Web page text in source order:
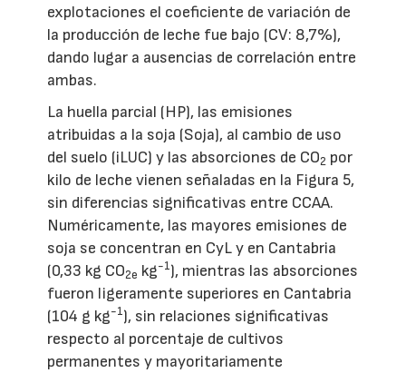
explotaciones el coeficiente de variación de
la producción de leche fue bajo (CV: 8,7%),
dando lugar a ausencias de correlación entre
ambas.
La huella parcial (HP), las emisiones
atribuidas a la soja (Soja), al cambio de uso
del suelo (iLUC) y las absorciones de CO2 por
kilo de leche vienen señaladas en la Figura 5,
sin diferencias significativas entre CCAA.
Numéricamente, las mayores emisiones de
soja se concentran en CyL y en Cantabria
(0,33 kg CO2e kg-1), mientras las absorciones
fueron ligeramente superiores en Cantabria
(104 g kg-1), sin relaciones significativas
respecto al porcentaje de cultivos
permanentes y mayoritariamente